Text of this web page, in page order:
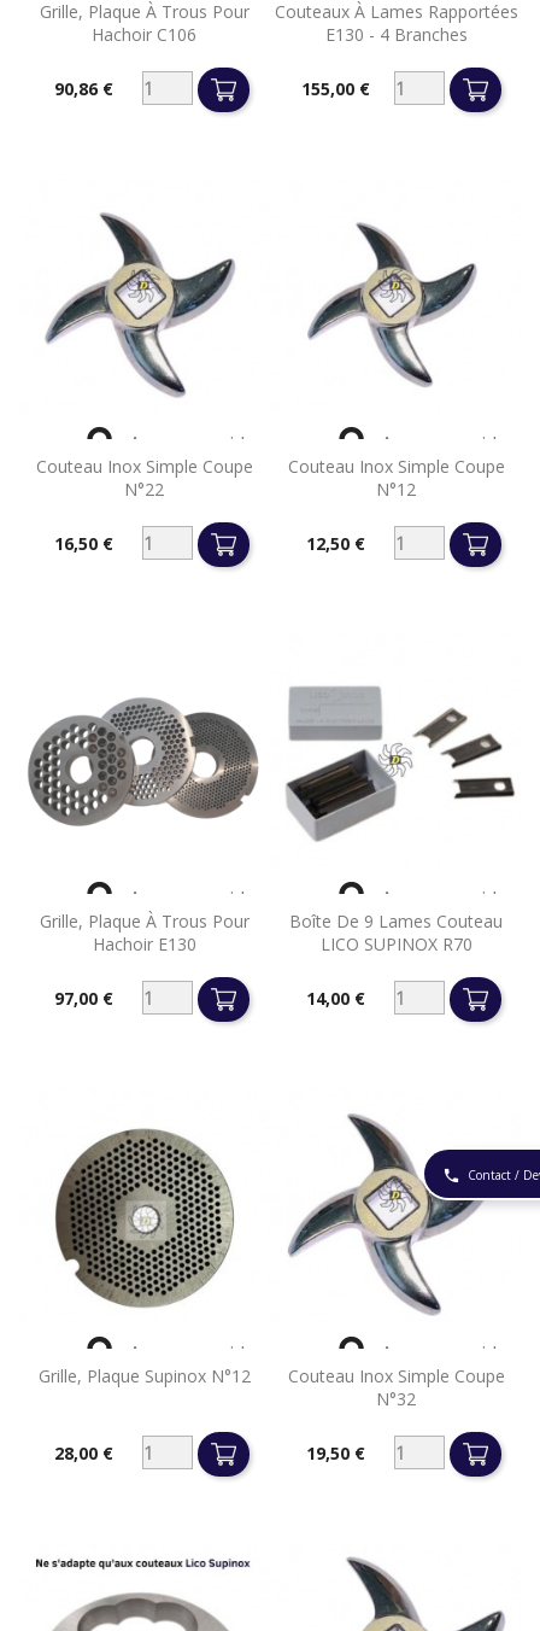
phone Contact /
Grille, Plaque À Trous Pour
Hachoir C106
Prix90,86 €
Couteaux À Lames Rapportées
E130 - 4 Branches
Prix155,00 €
Couteau Inox Simple Coupe
N°22
16,50 €
 Aperçu rapide
Couteau Inox Simple Coupe
N°12
12,50 €
 Aperçu rapide
Grille, Plaque À Trous Pour
Hachoir E130
Prix97,00 €
 Aperçu rapide
Boîte De 9 Lames Couteau
LICO SUPINOX R70
14,00 €
 Aperçu rapide
Grille, Plaque Supinox N°12
Prix28,00 €
 Aperçu rapide
Couteau Inox Simple Coupe
N°32
19,50 €
 Aperçu rapide